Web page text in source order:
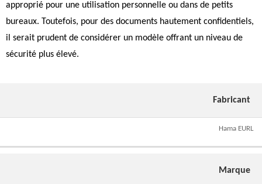
approprié pour une utilisation personnelle ou dans de petits
bureaux. Toutefois, pour des documents hautement confidentiels,
il serait prudent de considérer un modèle offrant un niveau de
sécurité plus élevé.
Fabricant
Hama EURL
Marque